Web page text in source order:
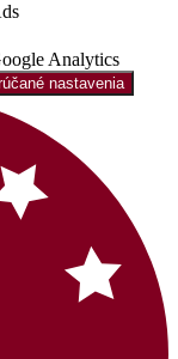
Analytics
nastavenia